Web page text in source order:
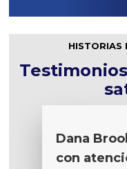
HISTORIAS
Dana
con